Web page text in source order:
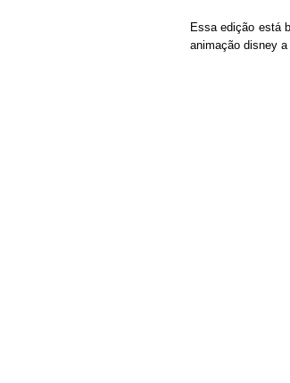
Essa edição está
animação disney